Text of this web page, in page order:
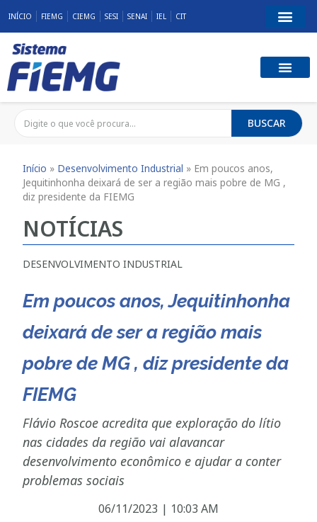
INÍCIO FIEMG CIEMG SESI SENAI IEL CIT
BUSCAR
Início » Desenvolvimento Industrial » Em poucos anos,
Jequitinhonha deixará de ser a região mais pobre de MG ,
diz presidente da FIEMG
NOTÍCIAS
DESENVOLVIMENTO INDUSTRIAL
Em poucos anos, Jequitinhonha
deixará de ser a região mais
pobre de MG , diz presidente da
FIEMG
Flávio Roscoe acredita que exploração do lítio
nas cidades da região vai alavancar
desenvolvimento econômico e ajudar a conter
problemas sociais
06/11/2023 | 10:03 AM